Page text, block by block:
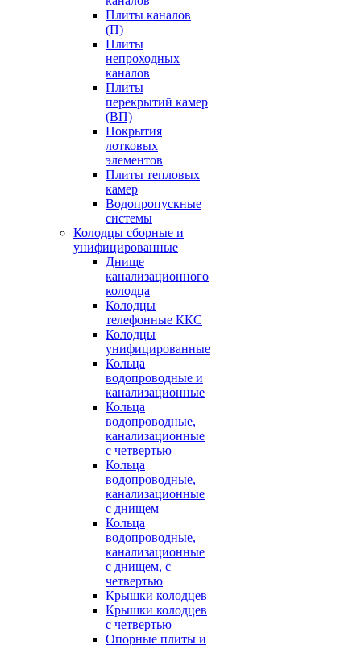
Плиты каналов
(П)
Плиты
непроходных
каналов
Плиты
перекрытий камер
(ВП)
Покрытия
лотковых
элементов
Плиты тепловых
камер
Водопропускные
системы
Колодцы сборные и
унифицированные
Днище
канализационного
колодца
Колодцы
телефонные ККС
Колодцы
унифицированные
Кольца
водопроводные и
канализационные
Кольца
водопроводные,
канализационные
с четвертью
Кольца
водопроводные,
канализационные
с днищем
Кольца
водопроводные,
канализационные
с днищем, с
четвертью
Крышки колодцев
Крышки колодцев
с четвертью
Опорные плиты и